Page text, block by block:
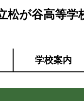
松が谷高等学
学校案内